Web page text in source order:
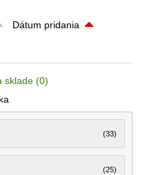
Dátum pridania
sklade (0)
(33)
(25)